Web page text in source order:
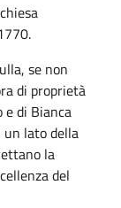
se non
di proprietà
e di Bianca
un lato della
la
del